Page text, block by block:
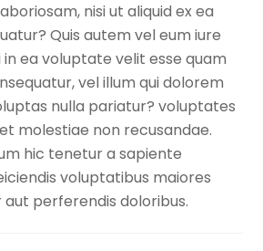
nisi ut aliquid ex ea
Quis autem vel eum iure
ea voluptate velit esse quam
vel illum qui dolorem
nulla pariatur? voluptates
molestiae non recusandae.
hic tenetur a sapiente
voluptatibus maiores
perferendis doloribus.